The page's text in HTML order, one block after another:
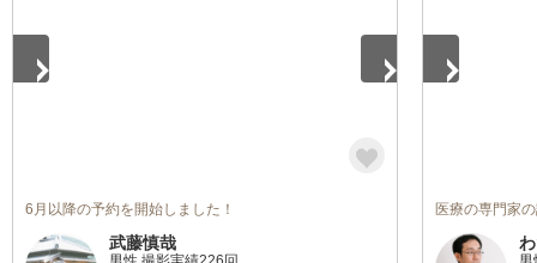
6月以降の予約を開始しました！
武藤慎哉
医療の専門家